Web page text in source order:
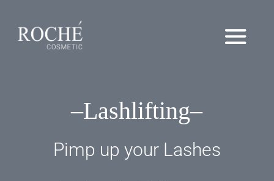
–Lashlifting–
Pimp up your Lashes